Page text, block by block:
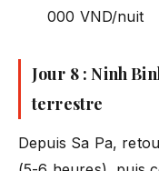
000 VND/nuit
Jour 8 : Ninh
terrestre
Depuis Sa Pa,